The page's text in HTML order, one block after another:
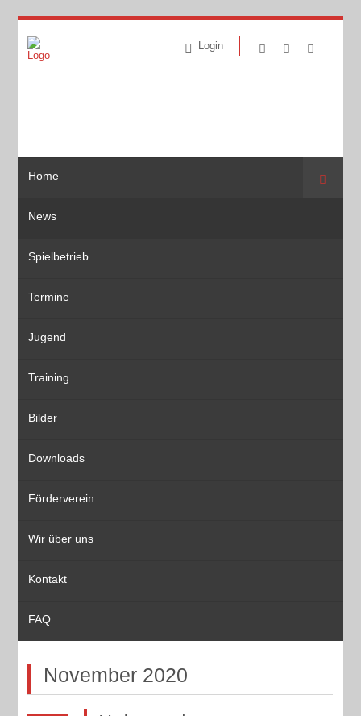
Login
Home
News
Spielbetrieb
Termine
Jugend
Training
Bilder
Downloads
Förderverein
Wir über uns
Kontakt
FAQ
Suche
November 2020